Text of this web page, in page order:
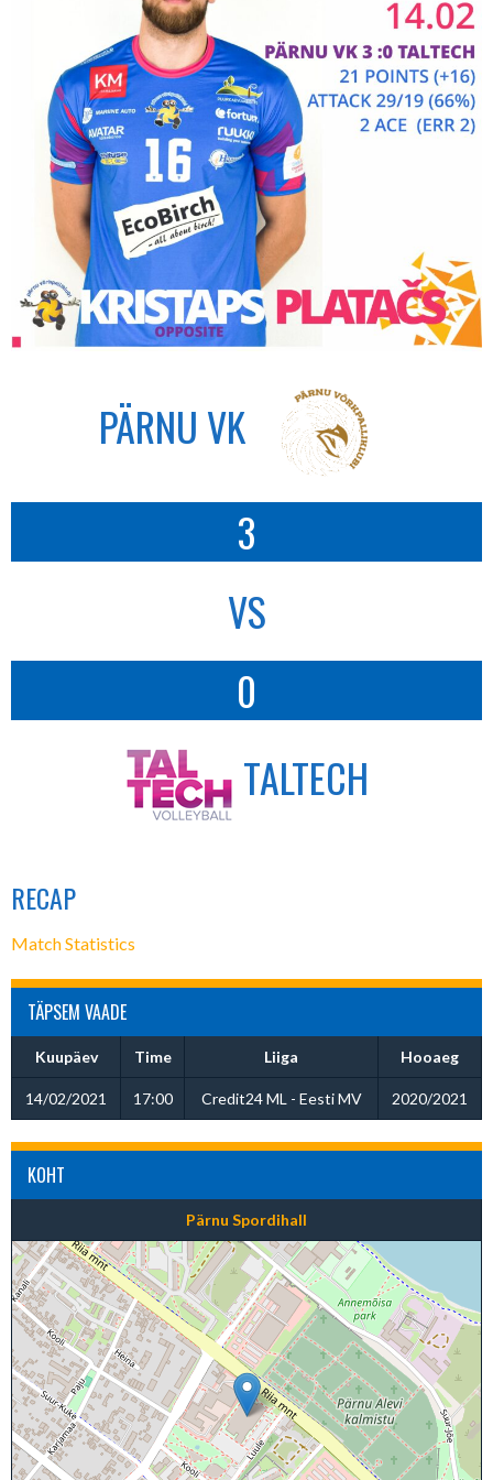
PÄRNU VK
3
VS
0
TALTECH
RECAP
Match Statistics
TÄPSEM VAADE
Kuupäev Time Liiga Hooaeg
14/02/2021 17:00 Credit24 ML - Eesti MV 2020/2021
KOHT
Pärnu Spordihall